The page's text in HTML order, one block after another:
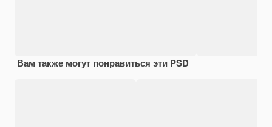
Вам также могут понравиться эти PSD